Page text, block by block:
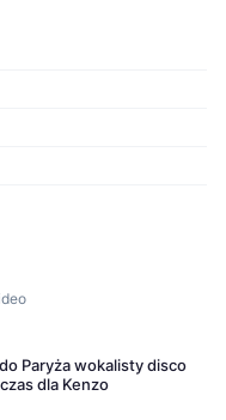
Paryża wokalisty disco
dla Kenzo